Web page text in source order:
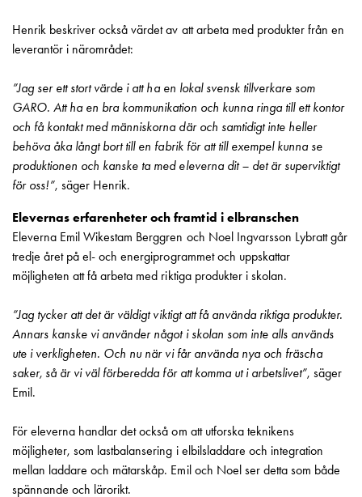
två
uttag
uttag
Koster
fyra
Kosterstolpar
Infrastruktur
och
eldistribution
Lågspänningsfördelning
med
skensystem
Säkringslastfrånskiljare
Tillbehör
och
Kabelskåp
Kabelskåp
utan
mätning
Henrik beskriver också värdet av att arbeta med produkter från en
leverantör i närområdet:
”Jag ser ett stort värde i att ha en lokal svensk tillverkare som
GARO. Att ha en bra kommunikation och kunna ringa till ett kontor
och få kontakt med människorna där och samtidigt inte heller
behöva åka långt bort till en fabrik för att till exempel kunna se
produktionen och kanske ta med eleverna dit – det är superviktigt
för oss!”, säger Henrik.
Elevernas erfarenheter och framtid i elbranschen
Eleverna Emil Wikestam Berggren och Noel Ingvarsson Lybratt går
tredje året på el- och energiprogrammet och uppskattar
möjligheten att få arbeta med riktiga produkter i skolan.
”Jag tycker att det är väldigt viktigt att få använda riktiga produkter.
Annars kanske vi använder något i skolan som inte alls används
ute i verkligheten. Och nu när vi får använda nya och fräscha
saker, så är vi väl förberedda för att komma ut i arbetslivet”, säger
Emil.
För eleverna handlar det också om att utforska teknikens
möjligheter, som lastbalansering i elbilsladdare och integration
mellan laddare och mätarskåp. Emil och Noel ser detta som både
spännande och lärorikt.